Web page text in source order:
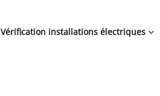
Vérification installations électriques